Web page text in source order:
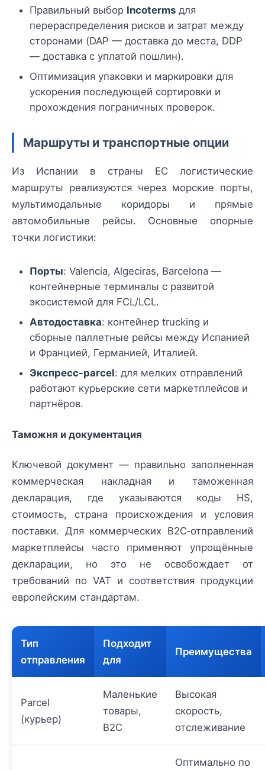
Правильный выбор Incoterms для
перераспределения рисков и затрат между
сторонами (DAP — доставка до места, DDP
— доставка с уплатой пошлин).
Оптимизация упаковки и маркировки для
ускорения последующей сортировки и
прохождения пограничных проверок.
Маршруты и транспортные опции
Из Испании в страны ЕС логистические
маршруты реализуются через морские порты,
мультимодальные коридоры и прямые
автомобильные рейсы. Основные опорные
точки логистики:
Порты: Valencia, Algeciras, Barcelona —
контейнерные терминалы с развитой
экосистемой для FCL/LCL.
Автодоставка: контейнер trucking и
сборные паллетные рейсы между Испанией
и Францией, Германией, Италией.
Экспресс‑parcel: для мелких отправлений
работают курьерские сети маркетплейсов и
партнёров.
Таможня и документация
Ключевой документ — правильно заполненная
коммерческая накладная и таможенная
декларация, где указываются коды HS,
стоимость, страна происхождения и условия
поставки. Для коммерческих B2C‑отправлений
маркетплейсы часто применяют упрощённые
декларации, но это не освобождает от
требований по VAT и соответствия продукции
европейским стандартам.
Тип
отправления
Подходит
для
Преимущества
Parcel
(курьер)
Маленькие
товары,
B2C
Высокая
скорость,
отслеживание
Оптимально по